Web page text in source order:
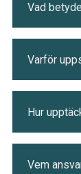
Vad
Varför
Hur
Vem